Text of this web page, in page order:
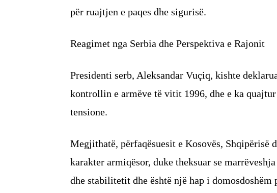
për ruajtjen e paqes dhe sigurisë.
Reagimet nga Serbia dhe Perspektiva e Rajonit
Presidenti serb, Aleksandar Vuçiq, kishte
kontrollin e armëve të vitit 1996, dhe e ka
tensione.
Megjithatë, përfaqësuesit e Kosovës, Shqipërisë
karakter armiqësor, duke theksuar se
dhe stabilitetit dhe është një hap i